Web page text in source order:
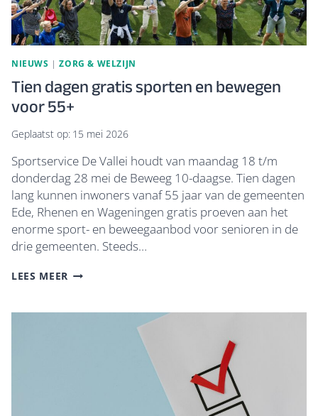
NIEUWS |ZORG & WELZIJN
Tien dagen gratis sporten en bewegen
voor 55+
Geplaatst op: 15 mei 2026
Sportservice De Vallei houdt van maandag 18 t/m
donderdag 28 mei de Beweeg 10-daagse. Tien dagen
lang kunnen inwoners vanaf 55 jaar van de gemeenten
Ede, Rhenen en Wageningen gratis proeven aan het
enorme sport- en beweegaanbod voor senioren in de
drie gemeenten. Steeds…
LEES MEER TIEN
SPORTEN